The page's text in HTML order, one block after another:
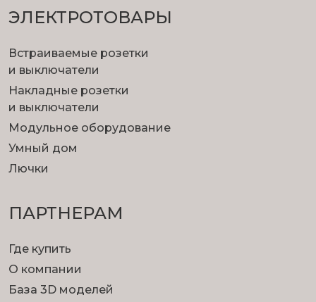
ЭЛЕКТРОТОВАРЫ
Встраиваемые розетки
и выключатели
Накладные розетки
и выключатели
Модульное оборудование
Умный дом
Лючки
ПАРТНЕРАМ
Где купить
О компании
База 3D моделей